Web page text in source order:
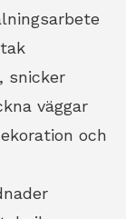
snicker
väggar
och